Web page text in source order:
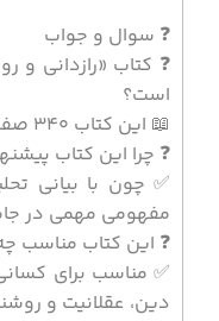
❓ سوال و جواب
❓ کتاب «رازدانی
است؟
📖 این کتاب 340 صفحه دارد.
❓ چرا این کتاب
✅ چون با بیانی
مفهومی مهمی در
❓ این کتاب مناسب
✅ مناسب برای
دین، عقلانیت و